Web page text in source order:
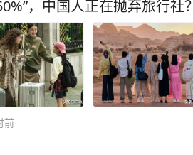
，中国人正在抛弃旅行社？
前